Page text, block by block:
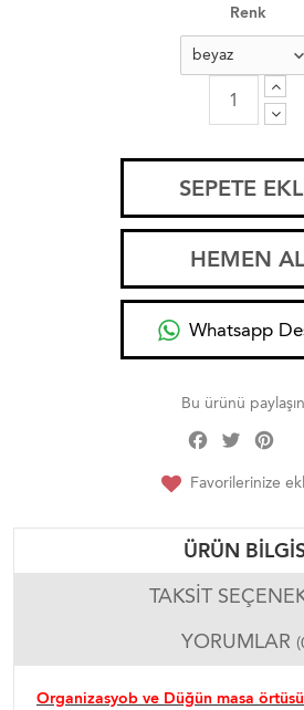
Renk
SEPETE
HEMEN AL
Whatsapp
Bu ürünü
Facebook
Twitter
Favorilerinize
ÜRÜN
TAKSIT
YORUMLAR
Organizasyob ve Düğün masa